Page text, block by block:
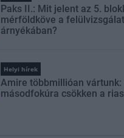
Paks II.: Mit jelent az 5.
mérföldköve a felülvizsgálat
árnyékában?
Helyi hírek
Amire többmillióan
másodfokúra csökken a